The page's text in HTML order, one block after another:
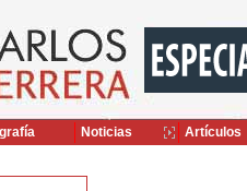
Noticias Artículos